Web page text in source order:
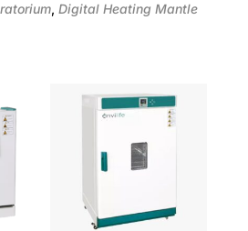
, Digital Heating Mantle